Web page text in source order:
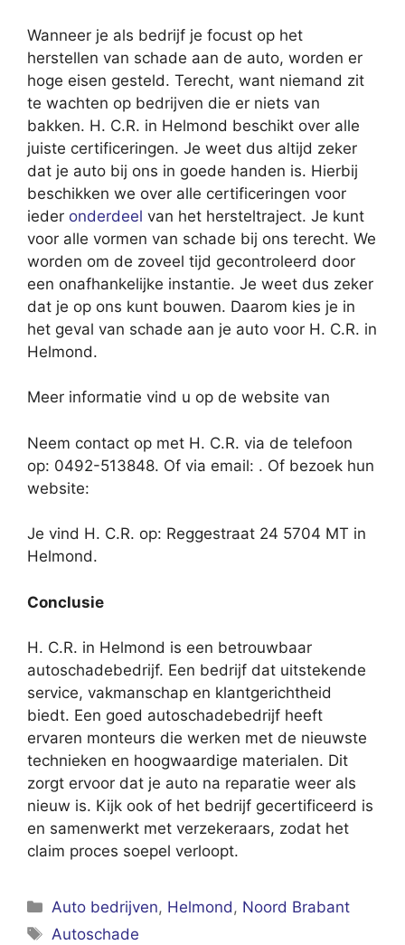
Wanneer je als bedrijf je focust op het
herstellen van schade aan de auto, worden er
hoge eisen gesteld. Terecht, want niemand zit
te wachten op bedrijven die er niets van
bakken. H. C.R. in Helmond beschikt over alle
juiste certificeringen. Je weet dus altijd zeker
dat je auto bij ons in goede handen is. Hierbij
beschikken we over alle certificeringen voor
ieder onderdeel van het hersteltraject. Je kunt
voor alle vormen van schade bij ons terecht. We
worden om de zoveel tijd gecontroleerd door
een onafhankelijke instantie. Je weet dus zeker
dat je op ons kunt bouwen. Daarom kies je in
het geval van schade aan je auto voor H. C.R. in
Helmond.
Meer informatie vind u op de website van
Neem contact op met H. C.R. via de telefoon
op: 0492-513848. Of via email: . Of bezoek hun
website:
Je vind H. C.R. op: Reggestraat 24 5704 MT in
Helmond.
Conclusie
H. C.R. in Helmond is een betrouwbaar
autoschadebedrijf. Een bedrijf dat uitstekende
service, vakmanschap en klantgerichtheid
biedt. Een goed autoschadebedrijf heeft
ervaren monteurs die werken met de nieuwste
technieken en hoogwaardige materialen. Dit
zorgt ervoor dat je auto na reparatie weer als
nieuw is. Kijk ook of het bedrijf gecertificeerd is
en samenwerkt met verzekeraars, zodat het
claim proces soepel verloopt.
Categorieën
Auto bedrijven, Helmond, Noord Brabant
Tags
Autoschade